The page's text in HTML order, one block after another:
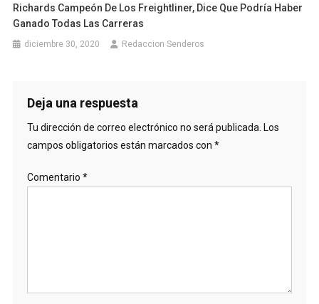
Richards Campeón De Los Freightliner, Dice Que Podría Haber
Ganado Todas Las Carreras
diciembre 30, 2020 Redaccion Senderos
Deja una respuesta
Tu dirección de correo electrónico no será publicada. Los
campos obligatorios están marcados con *
Comentario *